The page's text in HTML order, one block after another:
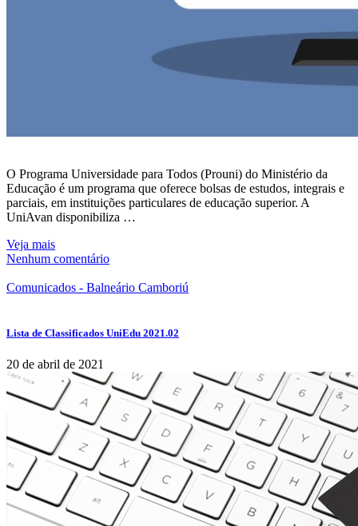
O Programa Universidade para Todos (Prouni) do Ministério da
Educação é um programa que oferece bolsas de estudos, integrais e
parciais, em instituições particulares de educação superior. A
UniAvan disponibiliza …
Veja mais
Nenhum comentário
Comunicados - Balneário Camboriú
Lista de Classificados UniEdu 2021.02
20 de abril de 2021